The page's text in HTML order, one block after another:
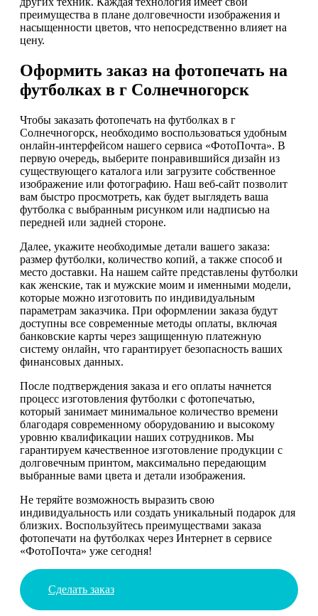
преимущества в плане долговечности изображения и
насыщенности цветов, что непосредственно влияет на
цену.
Оформить заказ на фотопечать на
футболках в г Солнечногорск
Чтобы заказать фотопечать на футболках в г
Солнечногорск, необходимо воспользоваться удобным
онлайн-интерфейсом нашего сервиса «ФотоПочта». В
первую очередь, выберите понравившийся дизайн из
существующего каталога или загрузите собственное
изображение или фотографию. Наш веб-сайт позволит
вам быстро просмотреть, как будет выглядеть ваша
футболка с выбранным рисунком или надписью на
передней или задней стороне.
Далее, укажите необходимые детали вашего заказа:
размер футболки, количество копий, а также способ и
место доставки. На нашем сайте представлены футболки
как женские, так и мужские моим и именными модели,
которые можно изготовить по индивидуальным
параметрам заказчика. При оформлении заказа будут
доступны все современные методы оплаты, включая
банковские карты через защищенную платежную
систему онлайн, что гарантирует безопасность ваших
финансовых данных.
После подтверждения заказа и его оплаты начнется
процесс изготовления футболки с фотопечатью,
который занимает минимальное количество времени
благодаря современному оборудованию и высокому
уровню квалификации наших сотрудников. Мы
гарантируем качественное изготовление продукции с
долговечным принтом, максимально передающим
выбранные вами цвета и детали изображения.
Не теряйте возможность выразить свою
индивидуальность или создать уникальный подарок для
близких. Воспользуйтесь преимуществами заказа
фотопечати на футболках через Интернет в сервисе
«ФотоПочта» уже сегодня!
Сделать заказ